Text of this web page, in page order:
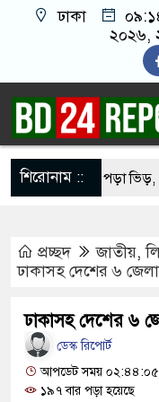
ঢাকা
২০২৬,
শিরোনাম ::
উপচে পড়া ভিড়, শেষ
নিরাপত্তা জোরদার,
চূড়ান্ত তারিখ ঘোষণা
যৌন নিপীড়ন, জামায়াত
প্রচ্ছদ জাতীয়,
ঢাকাসহ দেশের ৬
ঢাকাসহ দেশের ৬
ডেস্ক রিপোর্ট
আপডেট সময় ০২:৪৪:০৫
১৯৭ বার পড়া হয়েছে